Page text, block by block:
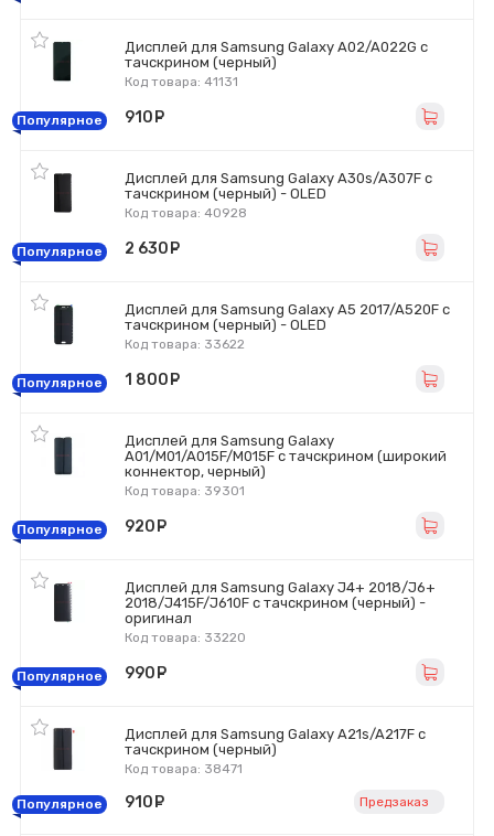
Дисплей для Samsung Galaxy A02/A022G с
тачскрином (черный)
Код товара: 41131
Популярное 910
Дисплей для Samsung Galaxy A30s/A307F с
тачскрином (черный) - OLED
Код товара: 40928
Популярное 2 630
Дисплей для Samsung Galaxy A5 2017/A520F с
тачскрином (черный) - OLED
Код товара: 33622
Популярное 1 800
Дисплей для Samsung Galaxy
A01/M01/A015F/M015F с тачскрином (широкий
коннектор, черный)
Код товара: 39301
Популярное 920
Дисплей для Samsung Galaxy J4+ 2018/J6+
2018/J415F/J610F с тачскрином (черный) -
оригинал
Код товара: 33220
Популярное 990
Дисплей для Samsung Galaxy A21s/A217F с
тачскрином (черный)
Код товара: 38471
Популярное 910 Предзаказ